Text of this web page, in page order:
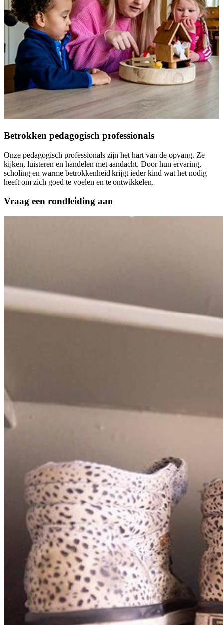
Betrokken pedagogisch professionals
Onze pedagogisch professionals zijn het hart van de opvang. Ze
kijken, luisteren en handelen met aandacht. Door hun ervaring,
scholing en warme betrokkenheid krijgt ieder kind wat het nodig
heeft om zich goed te voelen en te ontwikkelen.
Vraag een rondleiding aan